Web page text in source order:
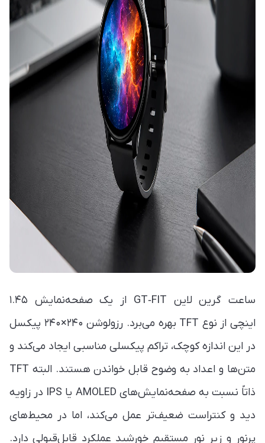
ساعت گرین لاین GT‑FIT از یک صفحه‌نمایش ۱.۴۵
اینچی از نوع TFT بهره می‌برد. رزولوشن ۲۴۰×۲۴۰ پیکسل
در این اندازه کوچک، تراکم پیکسلی مناسبی ایجاد می‌کند و
متن‌ها و اعداد به وضوح قابل خواندن هستند. البته TFT
ذاتاً نسبت به صفحه‌نمایش‌های AMOLED یا IPS در زاویه
دید و کنتراست ضعیف‌تر عمل می‌کند، اما در محیط‌های
پرنور و زیر نور مستقیم خورشید عملکرد قابل‌قبولی دارد.